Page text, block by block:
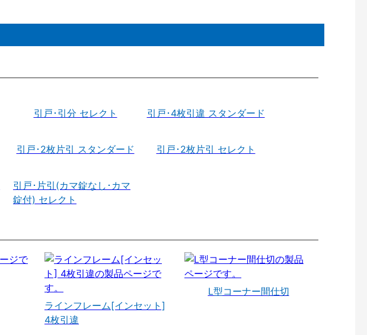
引戸･引分 セレクト 引戸･4枚引違 スタンダード
引戸･2枚片引 スタンダード 引戸･2枚片引 セレクト
引戸･片引(カマ錠なし･カマ
錠付) セレクト
ラインフレーム[インセット]
4枚引違
L型コーナー間仕切